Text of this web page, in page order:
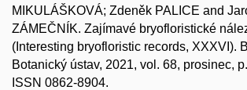
MIKULÁŠKOVÁ; Zdeněk PALICE and
ZÁMEČNÍK. Zajímavé bryofloristické
(Interesting bryofloristic records, XXXVI).
Botanický ústav, 2021, vol. 68, prosinec,
ISSN 0862-8904.